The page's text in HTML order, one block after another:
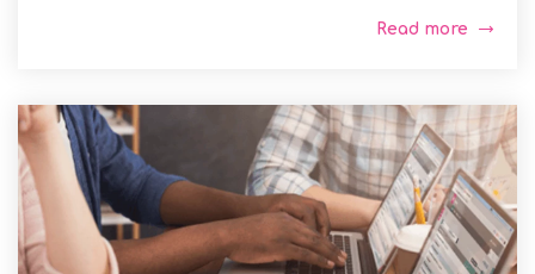
Read more